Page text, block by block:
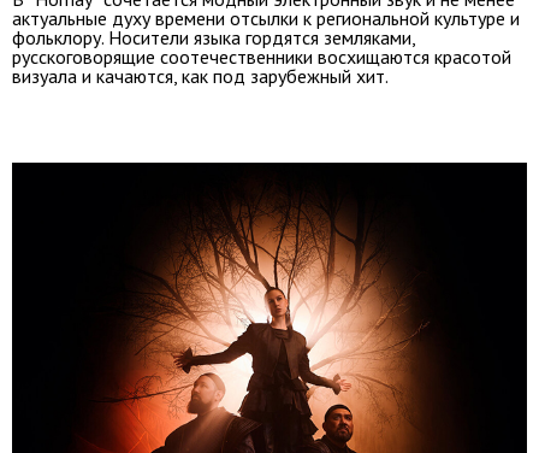
актуальные духу времени отсылки к региональной культуре и
фольклору. Носители языка гордятся земляками,
русскоговорящие соотечественники восхищаются красотой
визуала и качаются, как под зарубежный хит.